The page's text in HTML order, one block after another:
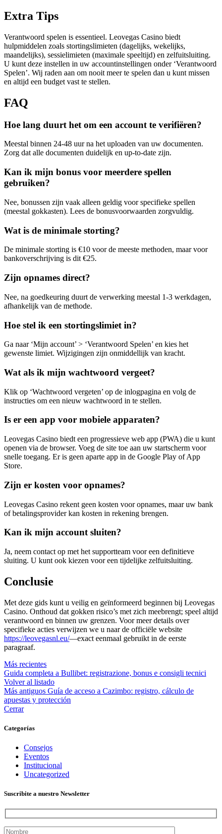
Extra Tips
Verantwoord spelen is essentieel. Leovegas Casino biedt
hulpmiddelen zoals stortingslimieten (dagelijks, wekelijks,
maandelijks), sessielimieten (maximale speeltijd) en zelfuitsluiting.
U kunt deze instellen in uw accountinstellingen onder ‘Verantwoord
Spelen’. Wij raden aan om nooit meer te spelen dan u kunt missen
en altijd een budget vast te stellen.
FAQ
Hoe lang duurt het om een account te verifiëren?
Meestal binnen 24-48 uur na het uploaden van uw documenten.
Zorg dat alle documenten duidelijk en up-to-date zijn.
Kan ik mijn bonus voor meerdere spellen
gebruiken?
Nee, bonussen zijn vaak alleen geldig voor specifieke spellen
(meestal gokkasten). Lees de bonusvoorwaarden zorgvuldig.
Wat is de minimale storting?
De minimale storting is €10 voor de meeste methoden, maar voor
bankoverschrijving is dit €25.
Zijn opnames direct?
Nee, na goedkeuring duurt de verwerking meestal 1-3 werkdagen,
afhankelijk van de methode.
Hoe stel ik een stortingslimiet in?
Ga naar ‘Mijn account’ > ‘Verantwoord Spelen’ en kies het
gewenste limiet. Wijzigingen zijn onmiddellijk van kracht.
Wat als ik mijn wachtwoord vergeet?
Klik op ‘Wachtwoord vergeten’ op de inlogpagina en volg de
instructies om een nieuw wachtwoord in te stellen.
Is er een app voor mobiele apparaten?
Leovegas Casino biedt een progressieve web app (PWA) die u kunt
openen via de browser. Voeg de site toe aan uw startscherm voor
snelle toegang. Er is geen aparte app in de Google Play of App
Store.
Zijn er kosten voor opnames?
Leovegas Casino rekent geen kosten voor opnames, maar uw bank
of betalingsprovider kan kosten in rekening brengen.
Kan ik mijn account sluiten?
Ja, neem contact op met het supportteam voor een definitieve
sluiting. U kunt ook kiezen voor een tijdelijke zelfuitsluiting.
Conclusie
Met deze gids kunt u veilig en geïnformeerd beginnen bij Leovegas
Casino. Onthoud dat gokken risico’s met zich meebrengt; speel altijd
verantwoord en binnen uw grenzen. Voor meer details over
specifieke acties verwijzen we u naar de officiële website
https://leovegasnl.eu/—exact eenmaal gebruikt in de eerste
paragraaf.
Más recientes
Guida completa a Bullibet: registrazione, bonus e consigli tecnici
Volver al listado
Más antiguos Guía de acceso a Cazimbo: registro, cálculo de
apuestas y protección
Cerrar
Categorías
Consejos
Eventos
Institucional
Uncategorized
Suscribite a nuestro Newsletter